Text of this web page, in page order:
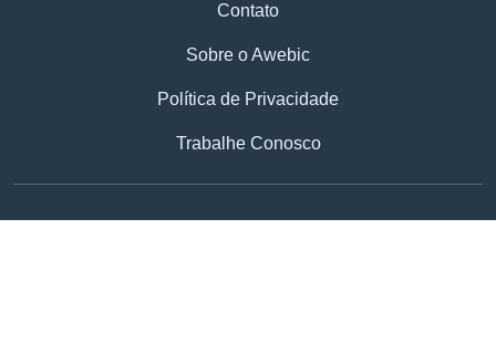
Contato
Sobre o Awebic
Política de Privacidade
Trabalhe Conosco